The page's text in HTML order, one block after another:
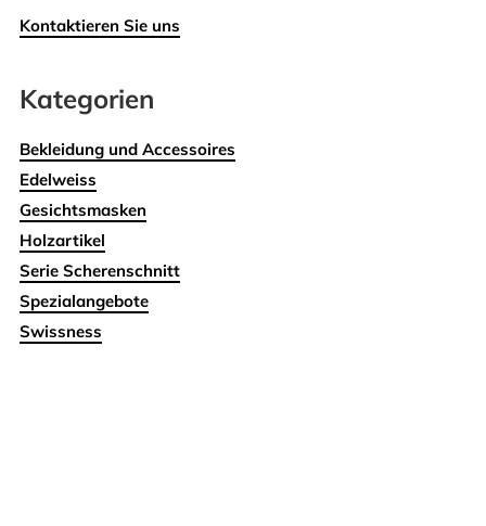
Kontaktieren Sie uns
Kategorien
Bekleidung und Accessoires
Edelweiss
Gesichtsmasken
Holzartikel
Serie Scherenschnitt
Spezialangebote
Swissness